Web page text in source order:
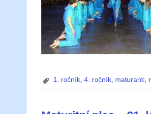
1. ročník,4. ročník, maturanti,